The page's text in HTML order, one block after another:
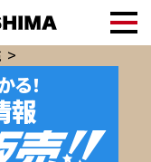
！
報